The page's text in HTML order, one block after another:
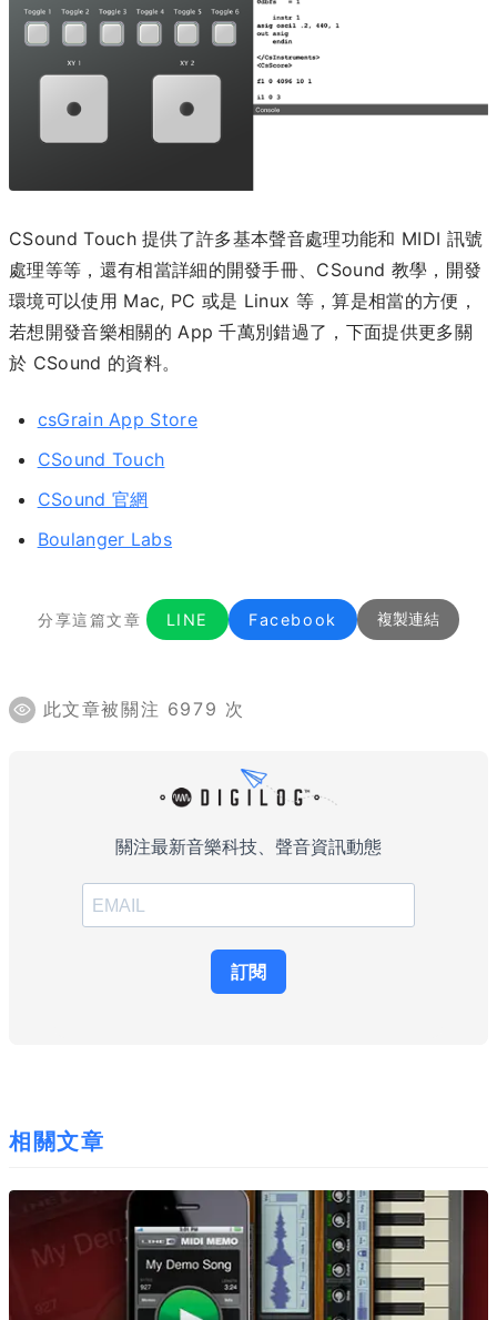
CSound Touch 提供了許多基本聲音處理功能和 MIDI 訊號
處理等等，還有相當詳細的開發手冊、CSound 教學，開發
環境可以使用 Mac, PC 或是 Linux 等，算是相當的方便，
若想開發音樂相關的 App 千萬別錯過了，下面提供更多關
於 CSound 的資料。
csGrain App Store
CSound Touch
CSound 官網
Boulanger Labs
分享這篇文章 LINE Facebook 複製連結
此文章被關注 6979 次
相關文章